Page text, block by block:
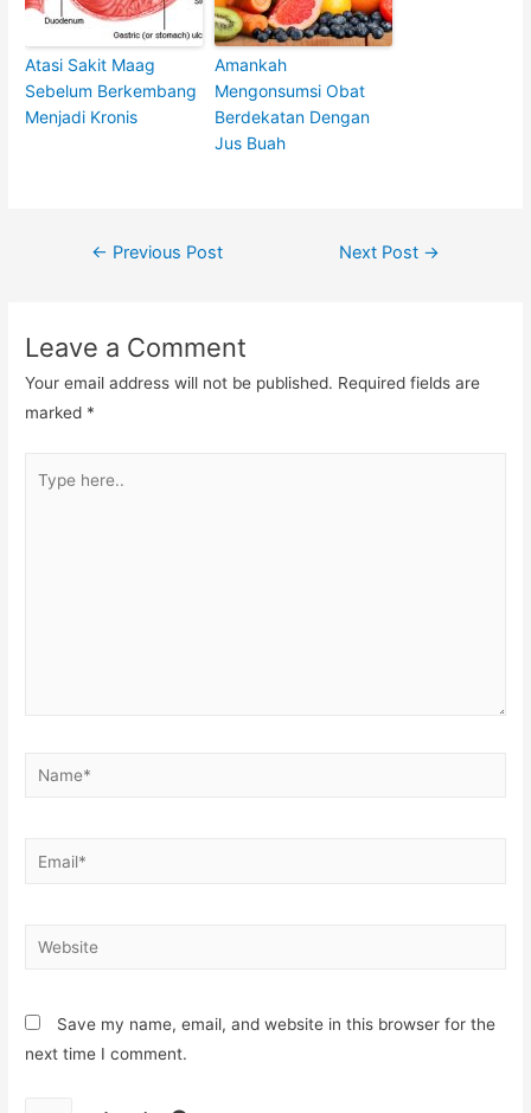
Atasi Sakit Maag
Sebelum Berkembang
Menjadi Kronis
Amankah
Mengonsumsi Obat
Berdekatan Dengan
Jus Buah
Post
← Previous Post Next Post →
Leave a Comment
Your email address will not be published. Required fields are
marked *
here..
Name*
Email*
Website
Save my name, email, and website in this browser for the
next time I comment.